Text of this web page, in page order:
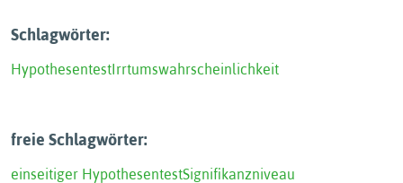
Schlagwörter:
HypothesentestIrrtumswahrscheinlichkeit
freie Schlagwörter:
einseitiger HypothesentestSignifikanzniveau